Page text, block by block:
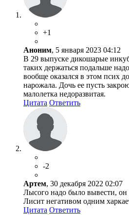
+1
Аноним, 5 января 2023 04:12
В 29 выпуске дикошарые
таких держаться подальше
вообще оказался в этом псих
нарожала. Дочь ее пусть
малолетка недоразвитая.
Цитата Ответить
-2
Артем, 30 декабря 2022 02:07
Лысого надо было вывести,
Лисит негативом одним
Цитата Ответить